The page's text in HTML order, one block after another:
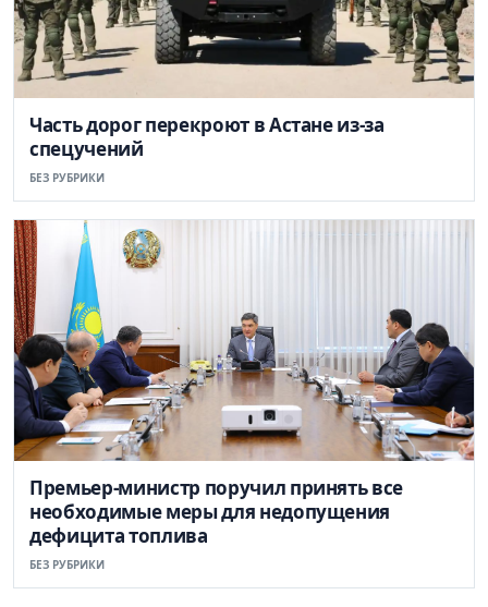
Часть дорог перекроют в Астане из-за
спецучений
БЕЗ РУБРИКИ
Премьер-министр поручил принять все
необходимые меры для недопущения
дефицита топлива
БЕЗ РУБРИКИ